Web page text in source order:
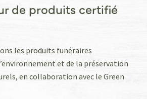
de produits certifié
les produits funéraires
et de la préservation
en collaboration avec le Green